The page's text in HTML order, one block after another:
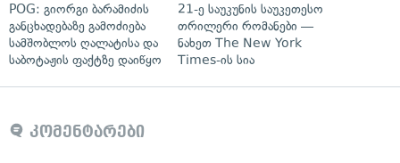
POG: გიორგი ბარამიძის
განცხადებაზე გამოძიება
სამშობლოს ღალატისა და
საბოტაჟის ფაქტზე დაიწყო
21-ე საუკუნის საუკეთესო
თრილერი რომანები —
ნახეთ The New York
Times-ის სია
კომენტარები